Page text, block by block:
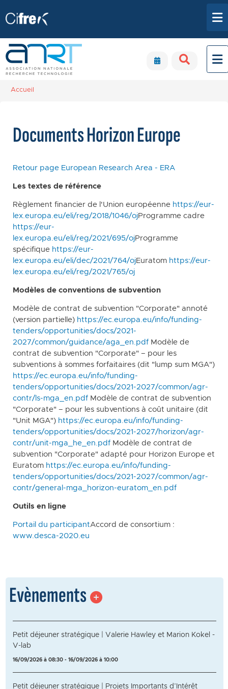
Accueil
Documents Horizon Europe
Retour page European Research Area - ERA
Les textes de référence
Règlement financier de l'Union européenne https://eur-
lex.europa.eu/eli/reg/2018/1046/ojProgramme cadre
https://eur-
lex.europa.eu/eli/reg/2021/695/ojProgramme
spécifique https://eur-
lex.europa.eu/eli/dec/2021/764/ojEuratom https://eur-
lex.europa.eu/eli/reg/2021/765/oj
Modèles de conventions de subvention
Modèle de contrat de subvention "Corporate" annoté
(version partielle) https://ec.europa.eu/info/funding-
tenders/opportunities/docs/2021-
2027/common/guidance/aga_en.pdf Modèle de
contrat de subvention "Corporate" – pour les
subventions à sommes forfaitaires (dit "lump sum MGA")
https://ec.europa.eu/info/funding-
tenders/opportunities/docs/2021-2027/common/agr-
contr/ls-mga_en.pdf Modèle de contrat de subvention
"Corporate" – pour les subventions à coût unitaire (dit
"Unit MGA") https://ec.europa.eu/info/funding-
tenders/opportunities/docs/2021-2027/horizon/agr-
contr/unit-mga_he_en.pdf Modèle de contrat de
subvention "Corporate" adapté pour Horizon Europe et
Euratom https://ec.europa.eu/info/funding-
tenders/opportunities/docs/2021-2027/common/agr-
contr/general-mga_horizon-euratom_en.pdf
Outils en ligne
Portail du participantAccord de consortium :
www.desca-2020.eu
Evènements
Petit déjeuner stratégique | Valerie Hawley et Marion Kokel -
V-lab
16/09/2026 à 08:30 - 16/09/2026 à 10:00
Petit déjeuner stratégique | Projets Importants d’Intérêt